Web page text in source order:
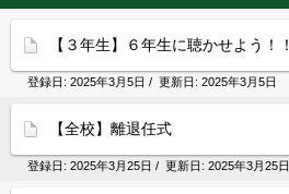
【３年生】６年生に聴かせよう！！
登録日: 2025年3月5日 / 更新日: 2025年3月5日
【全校】離退任式
登録日: 2025年3月25日 / 更新日: 2025年3月25日